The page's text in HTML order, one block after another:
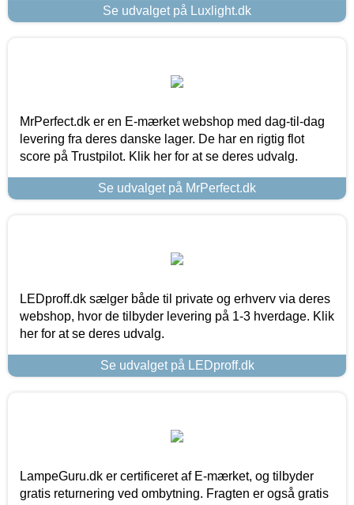
Se udvalget på Luxlight.dk
MrPerfect.dk er en E-mærket webshop med dag-til-dag
levering fra deres danske lager. De har en rigtig flot
score på Trustpilot. Klik her for at se deres udvalg.
Se udvalget på MrPerfect.dk
LEDproff.dk sælger både til private og erhverv via deres
webshop, hvor de tilbyder levering på 1-3 hverdage. Klik
her for at se deres udvalg.
Se udvalget på LEDproff.dk
LampeGuru.dk er certificeret af E-mærket, og tilbyder
gratis returnering ved ombytning. Fragten er også gratis